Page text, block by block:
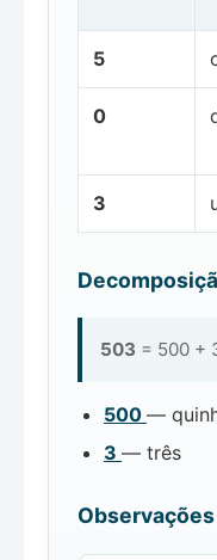
5
0
3
503 = 500 +
500 —
3 — três